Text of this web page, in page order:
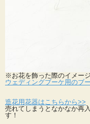
※お花を飾った際のイメージ
ウェディングブーケ用のブ
造花用花器はこちらから>>
売れてしまうとなかなか再
す！